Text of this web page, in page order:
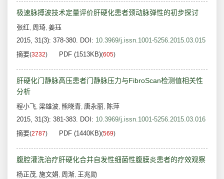
极速脉搏波技术定量评价肝硬化患者颈动脉弹性的初步探讨
张红, 周琦, 姜珏
2015, 31(3): 378-380. DOI: 10.3969/j.issn.1001-5256.2015.03.015
摘要(3232) PDF (1513KB)(605)
肝硬化门静脉高压患者门静脉压力与FibroScan检测值相关性
分析
程小飞, 梁雄波, 熊晓青, 唐永丽, 陈萍
2015, 31(3): 381-383. DOI: 10.3969/j.issn.1001-5256.2015.03.016
摘要(2787) PDF (1440KB)(569)
腹腔灌洗治疗肝硬化合并自发性细菌性腹膜炎患者的疗效观察
杨正茂, 施文娟, 周渐, 王兆勋